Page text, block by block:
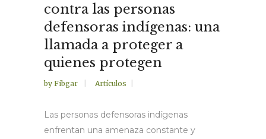
contra las personas
defensoras indígenas: una
llamada a proteger a
quienes protegen
by Fibgar Artículos
Las personas defensoras indígenas
enfrentan una amenaza constante y